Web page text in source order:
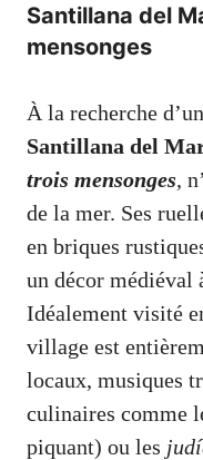
Santillana del
mensonges
À la recherche
Santillana del
trois mensonges,
de la mer. Ses
en briques
un décor médiéval
Idéalement visité
village est
locaux, musiques
culinaires comme
piquant) ou les